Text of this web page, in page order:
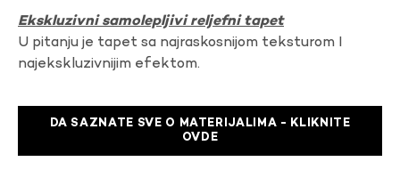
Ekskluzivni samolepljivi reljefni tapet
U pitanju je tapet sa najraskosnijom teksturom I
najekskluzivnijim efektom.
DA SAZNATE SVE O MATERIJALIMA - KLIKNITE
OVDE